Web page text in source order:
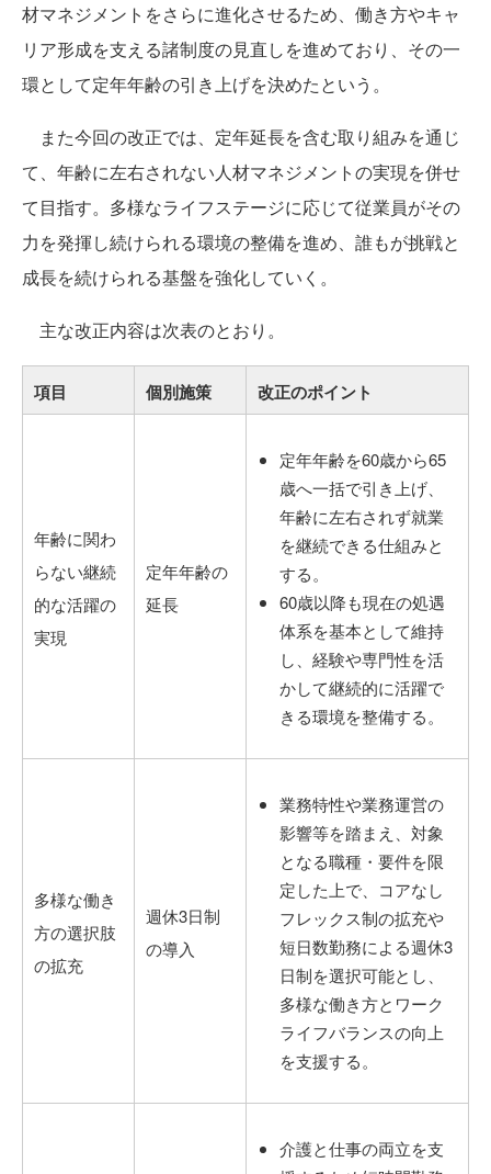
材マネジメントをさらに進化させるため、働き方やキャ
リア形成を支える諸制度の見直しを進めており、その一
環として定年年齢の引き上げを決めたという。
また今回の改正では、定年延長を含む取り組みを通じ
て、年齢に左右されない人材マネジメントの実現を併せ
て目指す。多様なライフステージに応じて従業員がその
力を発揮し続けられる環境の整備を進め、誰もが挑戦と
成長を続けられる基盤を強化していく。
主な改正内容は次表のとおり。
項目 個別施策 改正のポイント
年齢に関わ
らない継続
的な活躍の
実現
定年年齢の
延長
定年年齢を60歳から65
歳へ一括で引き上げ、
年齢に左右されず就業
を継続できる仕組みと
する。
60歳以降も現在の処遇
体系を基本として維持
し、経験や専門性を活
かして継続的に活躍で
きる環境を整備する。
多様な働き
方の選択肢
の拡充
週休3日制
の導入
業務特性や業務運営の
影響等を踏まえ、対象
となる職種・要件を限
定した上で、コアなし
フレックス制の拡充や
短日数勤務による週休3
日制を選択可能とし、
多様な働き方とワーク
ライフバランスの向上
を支援する。
介護と仕事の両立を支